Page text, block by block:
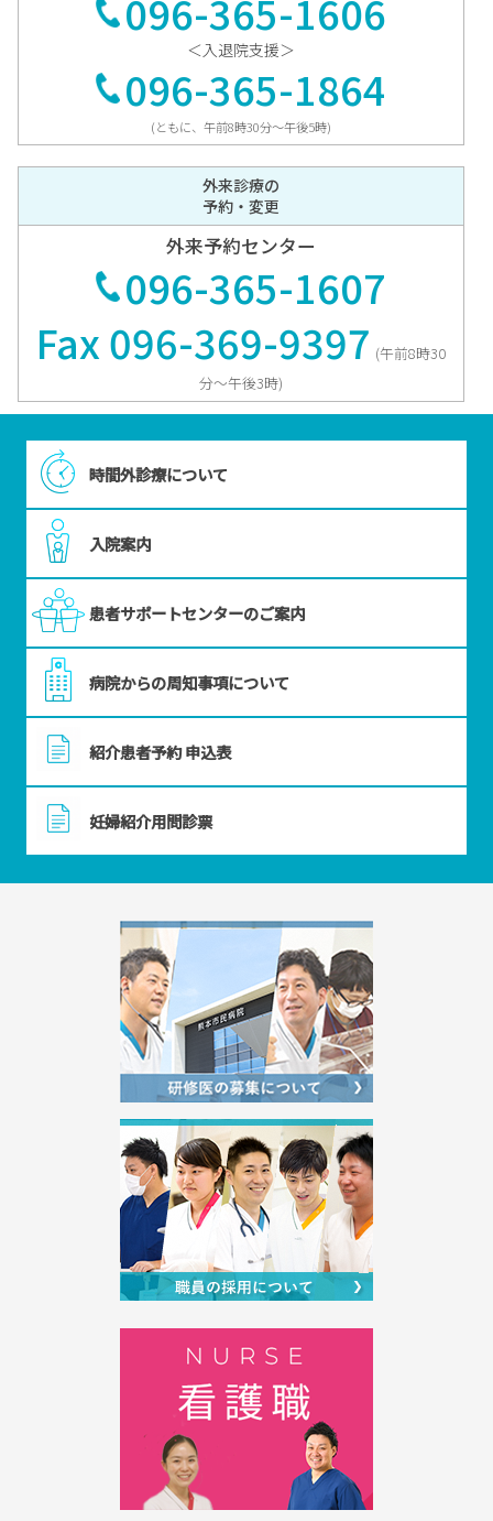
時間外診療について
入院案内
患者サポートセンターのご案内
病院からの周知事項について
紹介患者予約 申込表
妊婦紹介用問診票
096-365-1606
＜入退院支援＞
096-365-1864
(ともに、午前8時30分〜午後5時)
外来診療の
予約・変更
外来予約センター
096-365-1607
Fax 096-369-9397 (午前8時30
分〜午後3時)